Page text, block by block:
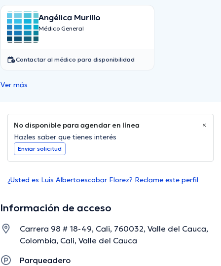
Angélica Murillo
Médico General
Contactar al médico para disponibilidad
Ver más
No disponible para agendar en línea
Hazles saber que tienes interés
Enviar solicitud
¿Usted es Luis Albertoescobar Florez? Reclame este perfil
Información de acceso
Carrera 98 # 18-49, Cali, 760032, Valle del Cauca,
Colombia, Cali, Valle del Cauca
Parqueadero